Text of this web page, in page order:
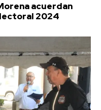
acuerdan
2024